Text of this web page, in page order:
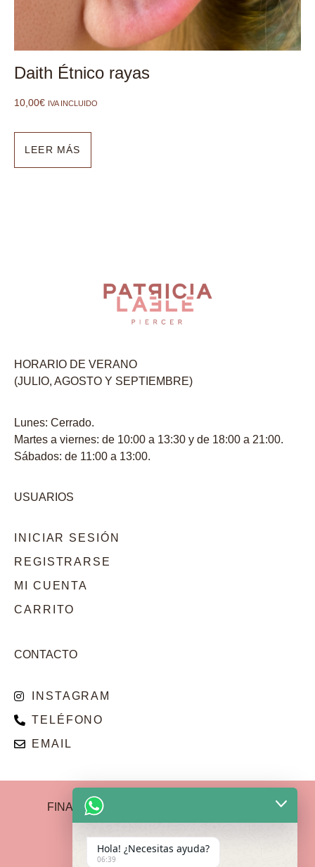
Daith Étnico rayas
10,00€ IVA INCLUIDO
LEER MÁS
HORARIO DE VERANO
(JULIO, AGOSTO Y SEPTIEMBRE)
Lunes: Cerrado.
Martes a viernes: de 10:00 a 13:30 y de 18:00 a 21:00.
Sábados: de 11:00 a 13:00.
USUARIOS
INICIAR SESIÓN
REGISTRARSE
MI CUENTA
CARRITO
CONTACTO
INSTAGRAM
TELÉFONO
EMAIL
FINANCIADO POR LA UNIÓN EUROPEA –
NEXTGENERATIONEU
Hola! ¿Necesitas ayuda?
06:39